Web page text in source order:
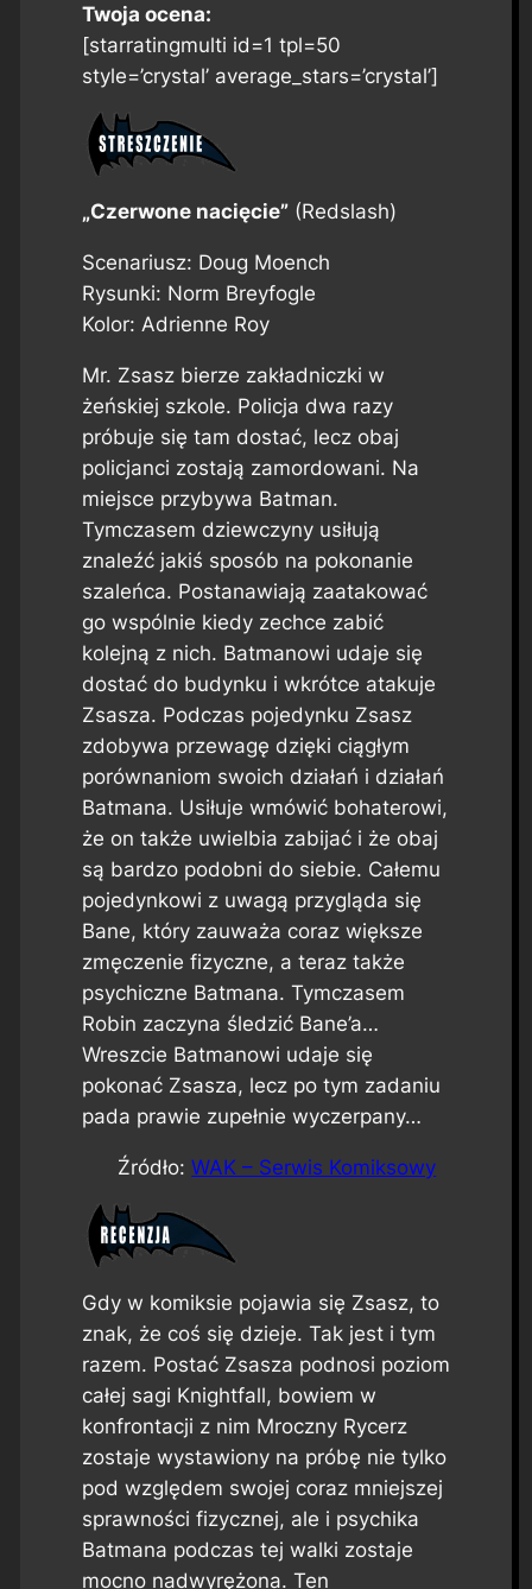
Twoja ocena:
[starratingmulti id=1 tpl=50
style=’crystal’ average_stars=’crystal’]
„Czerwone nacięcie”(Redslash)
Scenariusz: Doug Moench
Rysunki: Norm Breyfogle
Kolor: Adrienne Roy
Mr. Zsasz bierze zakładniczki w
żeńskiej szkole. Policja dwa razy
próbuje się tam dostać, lecz obaj
policjanci zostają zamordowani. Na
miejsce przybywa Batman.
Tymczasem dziewczyny usiłują
znaleźć jakiś sposób na pokonanie
szaleńca. Postanawiają zaatakować
go wspólnie kiedy zechce zabić
kolejną z nich. Batmanowi udaje się
dostać do budynku i wkrótce atakuje
Zsasza. Podczas pojedynku Zsasz
zdobywa przewagę dzięki ciągłym
porównaniom swoich działań i działań
Batmana. Usiłuje wmówić bohaterowi,
że on także uwielbia zabijać i że obaj
są bardzo podobni do siebie. Całemu
pojedynkowi z uwagą przygląda się
Bane, który zauważa coraz większe
zmęczenie fizyczne, a teraz także
psychiczne Batmana. Tymczasem
Robin zaczyna śledzić Bane’a…
Wreszcie Batmanowi udaje się
pokonać Zsasza, lecz po tym zadaniu
pada prawie zupełnie wyczerpany…
Źródło:WAK – Serwis Komiksowy
Gdy w komiksie pojawia się Zsasz, to
znak, że coś się dzieje. Tak jest i tym
razem. Postać Zsasza podnosi poziom
całej sagi Knightfall, bowiem w
konfrontacji z nim Mroczny Rycerz
zostaje wystawiony na próbę nie tylko
pod względem swojej coraz mniejszej
sprawności fizycznej, ale i psychika
Batmana podczas tej walki zostaje
mocno nadwyrężona. Ten